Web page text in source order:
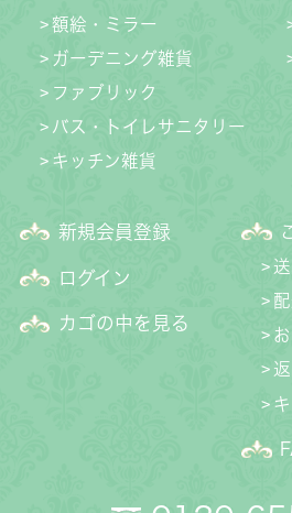
額絵・ミラー
ガーデニング雑貨
ファブリック
バス・トイレサニタリー
キッチン雑貨
新規会員登録
ログイン
カゴの中を見る